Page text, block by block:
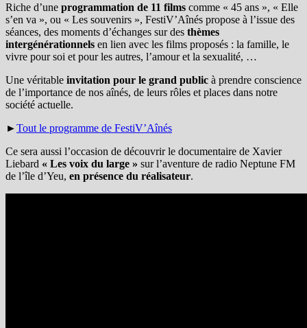
Riche d’une programmation de 11 films comme « 45 ans », « Elle
s’en va », ou « Les souvenirs », FestiV’Aînés propose à l’issue des
séances, des moments d’échanges sur des thèmes
intergénérationnels en lien avec les films proposés : la famille, le
vivre pour soi et pour les autres, l’amour et la sexualité, …
Une véritable invitation pour le grand public à prendre conscience
de l’importance de nos aînés, de leurs rôles et places dans notre
société actuelle.
►Tout le programme de FestiV’Aînés
Ce sera aussi l’occasion de découvrir le documentaire de Xavier
Liebard « Les voix du large » sur l’aventure de radio Neptune FM
de l’île d’Yeu, en présence du réalisateur.